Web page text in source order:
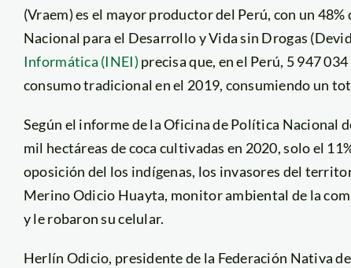
(Vraem) es el mayor productor del Perú, con un
Nacional para el Desarrollo y Vida sin Drogas
Informática (INEI) precisa que, en el Perú, 5 947
consumo tradicional en el 2019, consumiendo un
Según el informe de la Oficina de Política Nacional
mil hectáreas de coca cultivadas en 2020, solo el
oposición del los indígenas, los invasores del
Merino Odicio Huayta, monitor ambiental de la
y le robaron su celular.
Herlín Odicio, presidente de la Federación Nativa